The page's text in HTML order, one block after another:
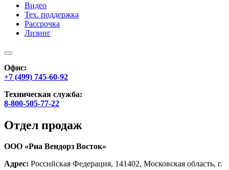
Видео
Тех. поддержка
Рассрочка
Лизинг
Офис:
+7 (499) 745-60-92
Техническая служба:
8-800-505-77-22
Отдел продаж
ООО «Риа Вендорз Восток»
Адрес: Российская Федерация, 141402, Московская область, г.